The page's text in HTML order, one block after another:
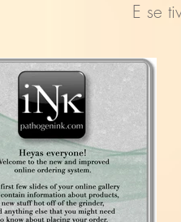
E se